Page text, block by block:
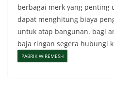
berbagai merk yang penting
dapat menghitung biaya
untuk atap bangunan. bagi
baja ringan segera hubungi
PABRIK WIREMESH